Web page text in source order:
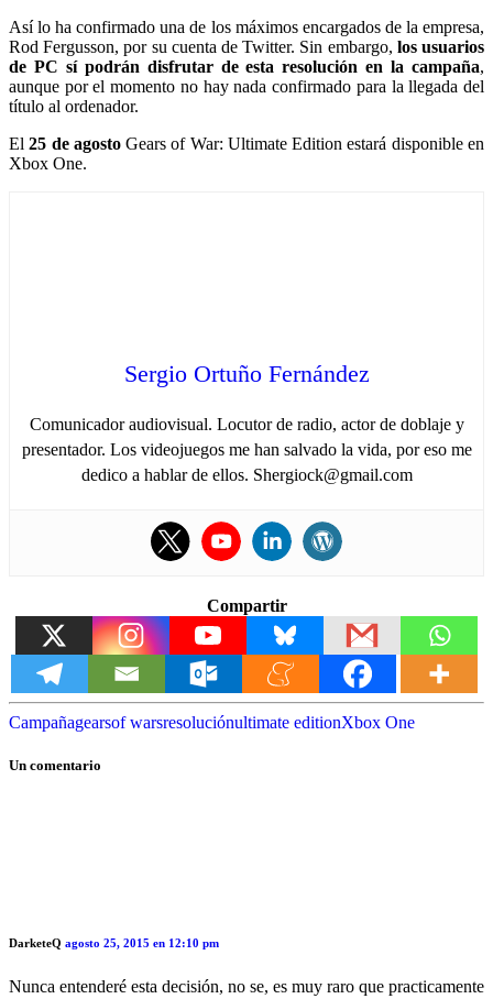
Así lo ha confirmado una de los máximos encargados de la empresa,
Rod Fergusson, por su cuenta de Twitter. Sin embargo, los usuarios
de PC sí podrán disfrutar de esta resolución en la campaña,
aunque por el momento no hay nada confirmado para la llegada del
título al ordenador.
El25 de agostoGears of War: Ultimate Edition estará disponible en
Xbox One.
Sergio Ortuño Fernández
Comunicador audiovisual. Locutor de radio, actor de doblaje y
presentador. Los videojuegos me han salvado la vida, por eso me
dedico a hablar de ellos. Shergiock@gmail.com
Compartir
Campañagearsof warsresoluciónultimate editionXbox One
Un comentario
DarketeQ agosto 25, 2015 en 12:10 pm
Nunca entenderé esta decisión, no se, es muy raro que practicamente